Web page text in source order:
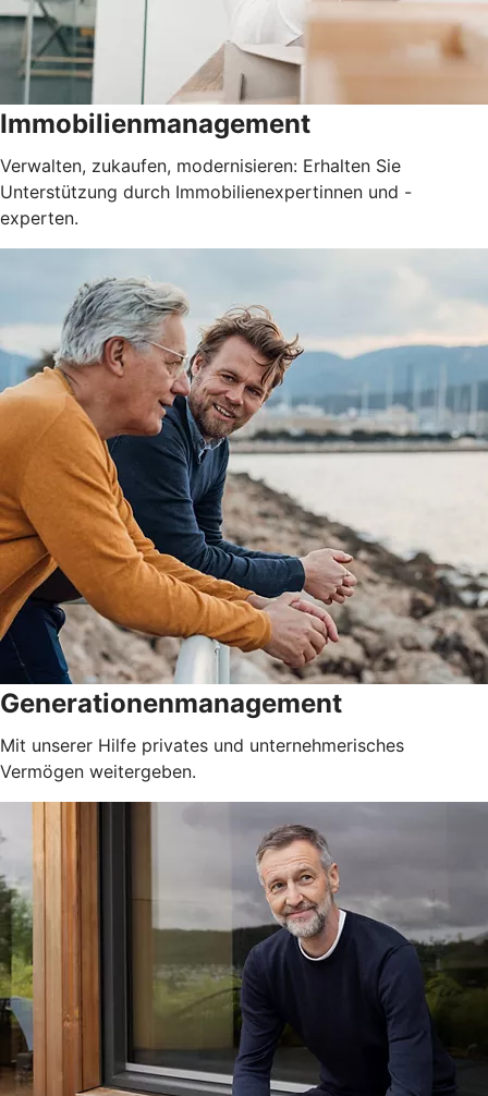
Immobilienmanagement
Verwalten, zukaufen, modernisieren: Erhalten Sie
Unterstützung durch Immobilienexpertinnen und -
experten.
Generationenmanagement
Mit unserer Hilfe privates und unternehmerisches
Vermögen weitergeben.